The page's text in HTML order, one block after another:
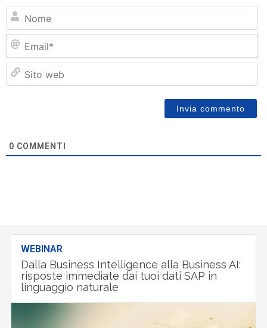
0 COMMENTI
WEBINAR
Dalla Business Intelligence alla Business AI:
risposte immediate dai tuoi dati SAP in
linguaggio naturale